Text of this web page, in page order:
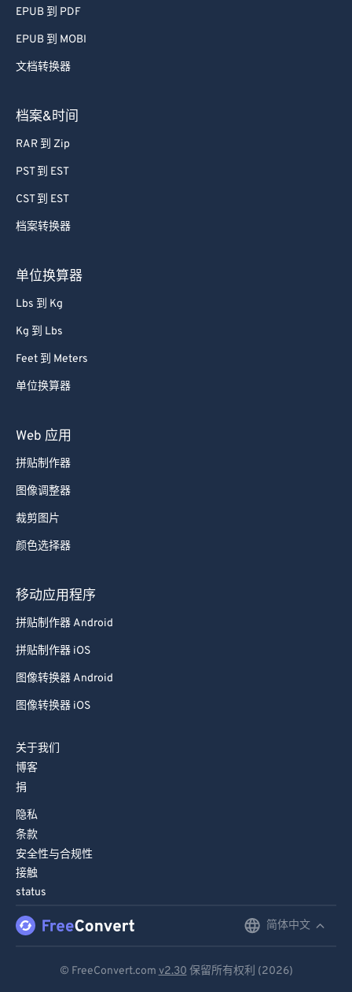
EPUB 到 PDF
EPUB 到 MOBI
文档转换器
档案&时间
RAR 到 Zip
PST 到 EST
CST 到 EST
档案转换器
单位换算器
Lbs 到 Kg
Kg 到 Lbs
Feet 到 Meters
单位换算器
Web 应用
拼贴制作器
图像调整器
裁剪图片
颜色选择器
移动应用程序
拼贴制作器 Android
拼贴制作器 iOS
图像转换器 Android
图像转换器 iOS
关于我们
博客
捐
隐私
条款
安全性与合规性
接触
status
简体中文
© FreeConvert.com v2.30 保留所有权利 (2026)